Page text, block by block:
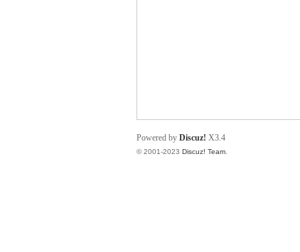
Powered by Discuz! X3.4
© 2001-2023 Discuz! Team